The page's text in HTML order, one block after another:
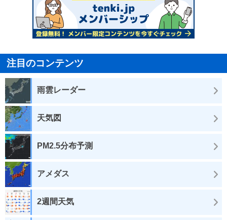
注目のコンテンツ
雨雲レーダー
天気図
PM2.5分布予測
アメダス
2週間天気